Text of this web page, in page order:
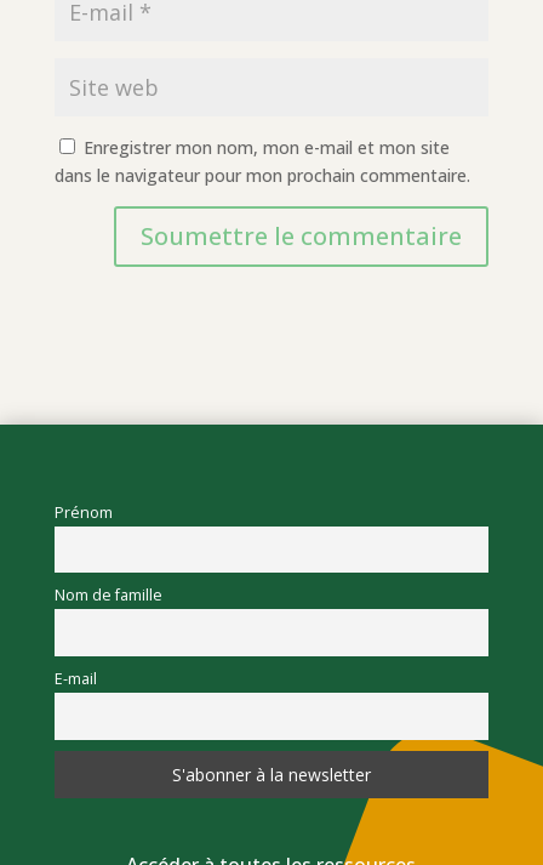
Enregistrer mon nom, mon e-mail et mon site
dans le navigateur pour mon prochain commentaire.
Soumettre le commentaire
Prénom
Nom de famille
E-mail